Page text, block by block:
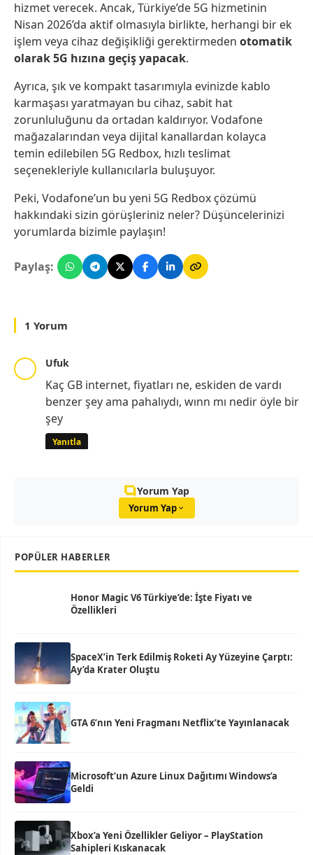
hizmet verecek. Ancak, Türkiye’de 5G hizmetinin
Nisan 2026’da aktif olmasıyla birlikte, herhangi bir ek
işlem veya cihaz değişikliği gerektirmeden otomatik
olarak 5G hızına geçiş yapacak.
Ayrıca, şık ve kompakt tasarımıyla evinizde kablo
karmaşası yaratmayan bu cihaz, sabit hat
zorunluluğunu da ortadan kaldırıyor. Vodafone
mağazalarından veya dijital kanallardan kolayca
temin edilebilen 5G Redbox, hızlı teslimat
seçenekleriyle kullanıcılarla buluşuyor.
Peki, Vodafone’un bu yeni 5G Redbox çözümü
hakkındaki sizin görüşleriniz neler? Düşüncelerinizi
yorumlarda bizimle paylaşın!
Paylaş:
1 Yorum
Ufuk
Kaç GB internet, fiyatları ne, eskiden de vardı
benzer şey ama pahalıydı, wınn mı nedir öyle bir
şey
Yanıtla
Yorum Yap
Yorum Yap
POPÜLER HABERLER
Honor Magic V6 Türkiye’de: İşte Fiyatı ve
Özellikleri
SpaceX’in Terk Edilmiş Roketi Ay Yüzeyine Çarptı:
Ay’da Krater Oluştu
GTA 6’nın Yeni Fragmanı Netflix’te Yayınlanacak
Microsoft’un Azure Linux Dağıtımı Windows’a
Geldi
Xbox’a Yeni Özellikler Geliyor – PlayStation
Sahipleri Kıskanacak